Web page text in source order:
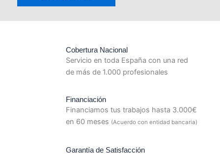
Cobertura Nacional
Servicio en toda España con una red
de más de 1.000 profesionales
Financiación
Financiamos tus trabajos hasta 3.000€
en 60 meses (Acuerdo con entidad bancaria)
Garantía de Satisfacción